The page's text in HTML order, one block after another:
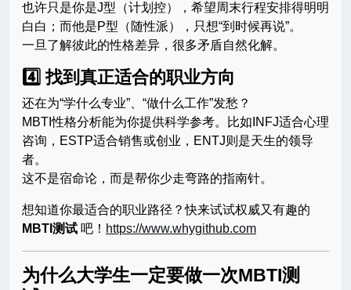
也许只是你是J型（计划控），希望周末行程安排得明明
白白；而他是P型（随性派），只想“到时候再说”。
一旦了解彼此的性格差异，很多矛盾自然化解。
4️⃣ 找到真正适合的职业方向
还在为“学什么专业”、“做什么工作”发愁？
MBTI性格分析能为你提供科学参考。比如INFJ适合心理
咨询，ESTP适合销售或创业，ENTJ则是天生的领导
者。
这不是宿命论，而是帮你少走弯路的指南针。
想知道你最适合的职业路径？快来试试权威又有趣的
MBTI测试 吧！ https://www.whygithub.com
为什么大学生一定要做一次MBTI测